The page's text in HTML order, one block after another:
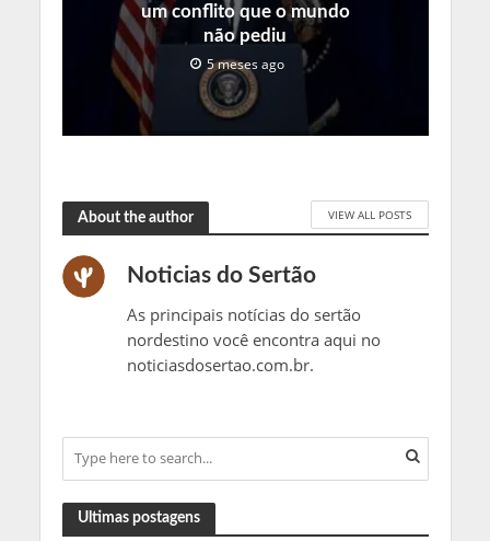
um conflito que o mundo
não pediu
5 meses ago
About the author VIEW ALL POSTS
Noticias do Sertão
As principais notícias do sertão
nordestino você encontra aqui no
noticiasdosertao.com.br.
Ultimas postagens